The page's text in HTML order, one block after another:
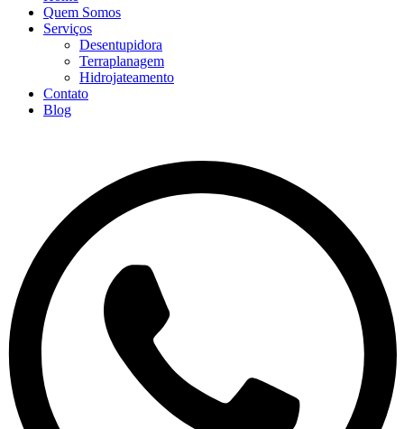
Quem Somos
Serviços
Desentupidora
Terraplanagem
Hidrojateamento
Contato
Blog